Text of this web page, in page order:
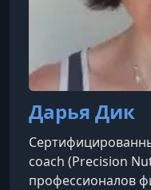
Дарья Дик
coach (Precision
профессионалов